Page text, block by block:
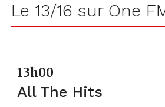
Le 13/16 sur One
13h00
All The Hits